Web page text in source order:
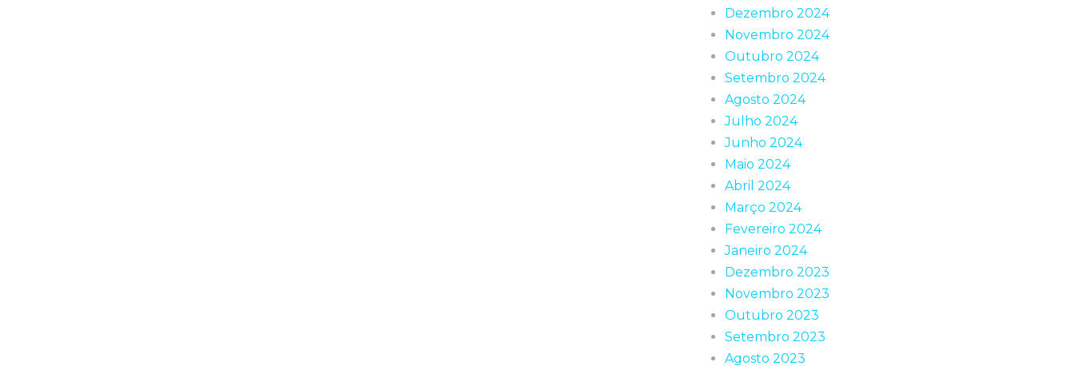
Dezembro 2024
Novembro 2024
Outubro 2024
Setembro 2024
Agosto 2024
Julho 2024
Junho 2024
Maio 2024
Abril 2024
Março 2024
Fevereiro 2024
Janeiro 2024
Dezembro 2023
Novembro 2023
Outubro 2023
Setembro 2023
Agosto 2023